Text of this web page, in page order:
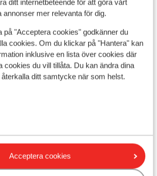
ditt internetbeteende för att göra vårt
annonser mer relevanta för dig.
på "Acceptera cookies" godkänner du
cookies. Om du klickar på "Hantera" kan
inklusive en lista över cookies där
cookies du vill tillåta. Du kan ändra dina
ditt samtycke när som helst.
Acceptera cookies
Visa på karta
ca 1750 km (sandstrand,
kumkoy är ca 1000 m